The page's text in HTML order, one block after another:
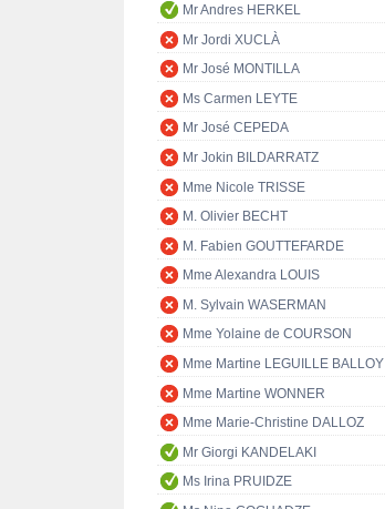
Mr Andres HERKEL
Mr Jordi XUCLÀ
Mr José MONTILLA
Ms Carmen LEYTE
Mr José CEPEDA
Mr Jokin BILDARRATZ
Mme Nicole TRISSE
M. Olivier BECHT
M. Fabien GOUTTEFARDE
Mme Alexandra LOUIS
M. Sylvain WASERMAN
Mme Yolaine de COURSON
Mme Martine LEGUILLE BALLOY
Mme Martine WONNER
Mme Marie-Christine DALLOZ
Mr Giorgi KANDELAKI
Ms Irina PRUIDZE